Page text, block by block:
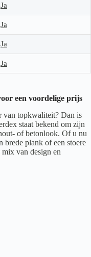
Ja
Ja
Ja
Ja
een voordelige prijs
van topkwaliteit? Dan is
staat bekend om zijn
of betonlook. Of u nu
brede plank of een stoere
van design en